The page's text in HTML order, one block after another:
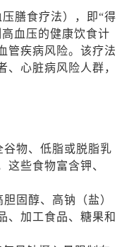
膳食疗法），即“得
血压的健康饮食计
管疾病风险。该疗法
、心脏病风险人群，
物、低脂或脱脂乳
这些食物富含钾、
固醇、高钠（盐）
、加工食品、糖果和